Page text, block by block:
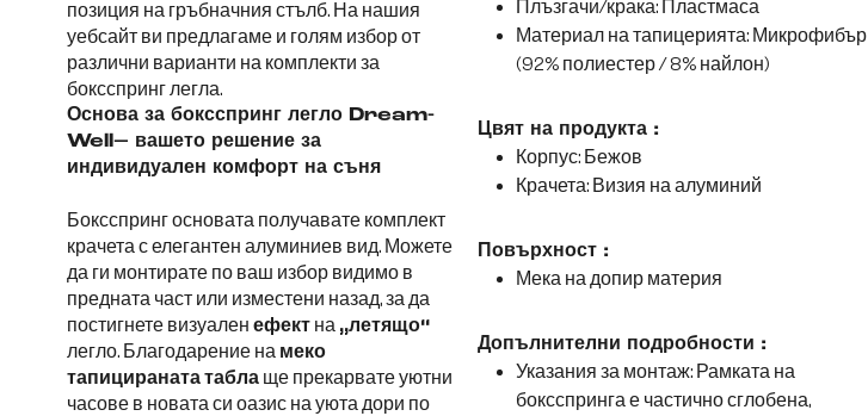
позиция на гръбначния стълб. На нашия
уебсайт ви предлагаме и голям избор от
различни варианти на комплекти за
боксспринг легла.
Основа за боксспринг легло Dream-
Well– вашето решение за
индивидуален комфорт на съня
Боксспринг основата получавате комплект
крачета с елегантен алуминиев вид. Можете
да ги монтирате по ваш избор видимо в
предната част или изместени назад, за да
постигнете визуален ефект на „летящо“
легло. Благодарение на меко
тапицираната табла ще прекарвате уютни
часове в новата си оазис на уюта дори по
Плъзгачи/крака: Пластмаса
Материал на тапицерията: Микрофибър
(92% полиестер / 8% найлон)
Цвят на продукта :
Корпус: Бежов
Крачета: Визия на алуминий
Повърхност :
Мека на допир материя
Допълнителни подробности :
Указания за монтаж: Рамката на
боксспринга е частично сглобена,